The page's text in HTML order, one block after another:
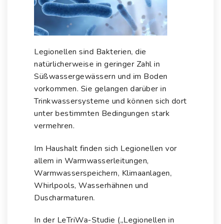
Legionellen sind Bakterien, die
natürlicherweise in geringer Zahl in
Süßwassergewässern und im Boden
vorkommen. Sie gelangen darüber in
Trinkwassersysteme und können sich dort
unter bestimmten Bedingungen stark
vermehren.
Im Haushalt finden sich Legionellen vor
allem in Warmwasserleitungen,
Warmwasserspeichern, Klimaanlagen,
Whirlpools, Wasserhähnen und
Duscharmaturen.
In der LeTriWa-Studie („Legionellen in